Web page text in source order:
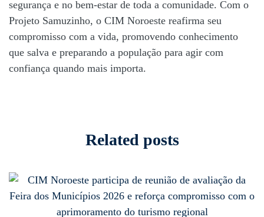
segurança e no bem-estar de toda a comunidade. Com o
Projeto Samuzinho, o CIM Noroeste reafirma seu
compromisso com a vida, promovendo conhecimento
que salva e preparando a população para agir com
confiança quando mais importa.
Related posts